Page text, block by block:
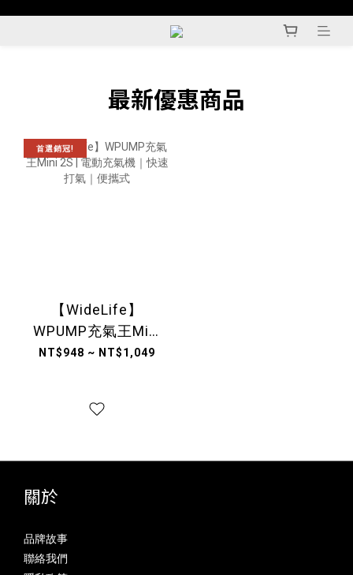
最新優惠商品
首選銷冠!
【WideLife】
WPUMP充氣王Mini
2S | 電動充氣機｜
NT$948 ~ NT$1,049
關於
品牌故事
聯絡我們